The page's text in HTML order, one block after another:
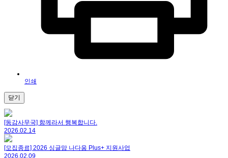
인쇄
닫기
[동감사무국] 함께라서 행복합니다.
2026.02.14
[모집종료] 2026 싱글맘 나다움 Plus+ 지원사업
2026.02.09